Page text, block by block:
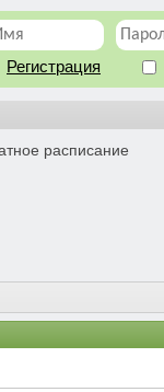
Регистрация
расписание